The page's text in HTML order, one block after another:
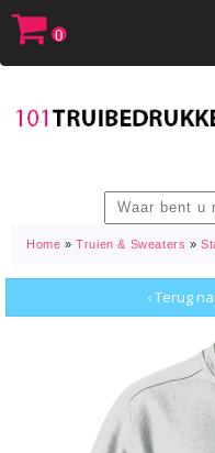
Toggle
0
Home »Truien & Sweaters »
‹ Terug